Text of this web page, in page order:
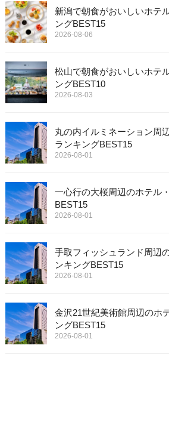
新潟で朝食がおいしいホテ
ングBEST15
2026-08-06
松山で朝食がおいしいホテ
ングBEST10
2026-08-03
丸の内イルミネーション周
ランキングBEST15
2026-08-01
一心行の大桜周辺のホテル
BEST15
2026-08-01
手取フィッシュランド周辺
ンキングBEST15
2026-08-01
金沢21世紀美術館周辺のホ
ングBEST15
2026-08-01